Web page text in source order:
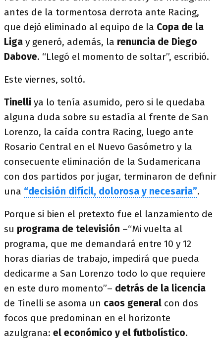
antes de la tormentosa derrota ante Racing,
que dejó eliminado al equipo de la Copa de la
Liga y generó, además, la renuncia de Diego
Dabove. “Llegó el momento de soltar”, escribió.
Este viernes, soltó.
Tinelli ya lo tenía asumido, pero si le quedaba
alguna duda sobre su estadía al frente de San
Lorenzo, la caída contra Racing, luego ante
Rosario Central en el Nuevo Gasómetro y la
consecuente eliminación de la Sudamericana
con dos partidos por jugar, terminaron de definir
una “decisión difícil, dolorosa y necesaria”.
Porque si bien el pretexto fue el lanzamiento de
su programa de televisión –“Mi vuelta al
programa, que me demandará entre 10 y 12
horas diarias de trabajo, impedirá que pueda
dedicarme a San Lorenzo todo lo que requiere
en este duro momento”– detrás de la licencia
de Tinelli se asoma un caos general con dos
focos que predominan en el horizonte
azulgrana: el económico y el futbolístico.